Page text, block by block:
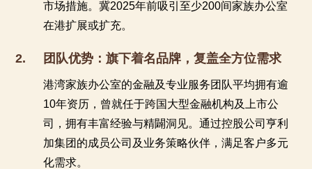
市场措施。冀2025年前吸引至少200间家族办公室
在港扩展或扩充。
2. 团队优势：旗下着名品牌，复盖全方位需求
港湾家族办公室的金融及专业服务团队平均拥有逾
10年资历，曾就任于跨国大型金融机构及上市公
司，拥有丰富经验与精闢洞见。通过控股公司亨利
加集团的成员公司及业务策略伙伴，满足客户多元
化需求。